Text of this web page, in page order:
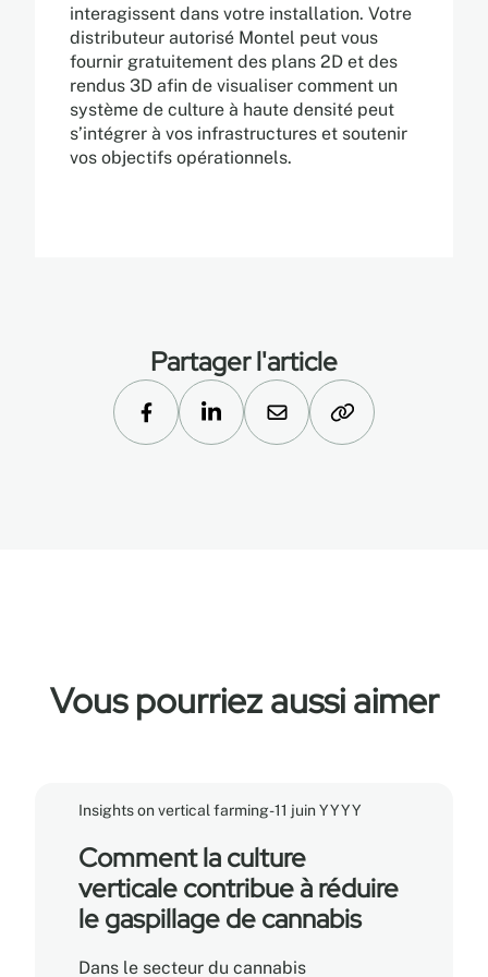
interagissent dans votre installation. Votre
distributeur autorisé Montel peut vous
fournir gratuitement des plans 2D et des
rendus 3D afin de visualiser comment un
système de culture à haute densité peut
s’intégrer à vos infrastructures et soutenir
vos objectifs opérationnels.
Partager l'article
Vous pourriez aussi aimer
Insights on vertical farming-11 juin YYYY
Comment la culture
verticale contribue à réduire
le gaspillage de cannabis
Dans le secteur du cannabis